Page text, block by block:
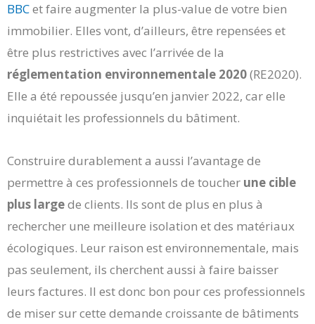
BBCet faire augmenter la plus-value de votre bien
immobilier. Elles vont, d’ailleurs, être repensées et
être plus restrictives avec l’arrivée de la
réglementation environnementale 2020(RE2020).
Elle a été repoussée jusqu’en janvier 2022, car elle
inquiétait les professionnels du bâtiment.
Construire durablement a aussi l’avantage de
permettre à ces professionnels de toucher une cible
plus largede clients. Ils sont de plus en plus à
rechercher une meilleure isolation et des matériaux
écologiques. Leur raison est environnementale, mais
pas seulement, ils cherchent aussi à faire baisser
leurs factures. Il est donc bon pour ces professionnels
de miser sur cette demande croissante de bâtiments